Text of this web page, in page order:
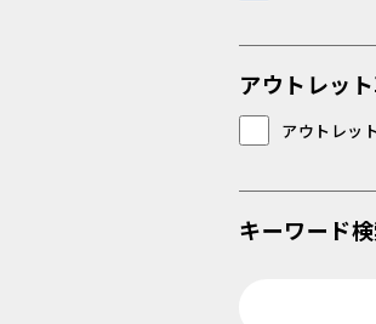
アウトレッ
アウトレッ
キーワード